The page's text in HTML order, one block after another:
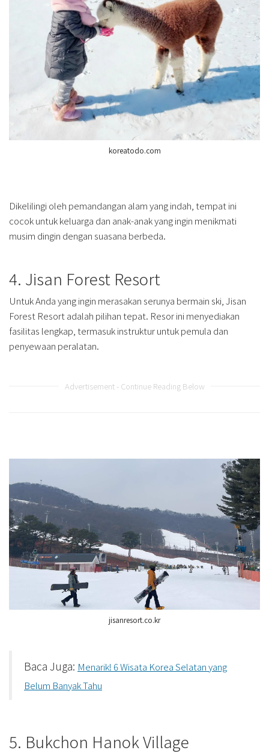
koreatodo.com
Dikelilingi oleh pemandangan alam yang indah, tempat ini
cocok untuk keluarga dan anak-anak yang ingin menikmati
musim dingin dengan suasana berbeda.
4. Jisan Forest Resort
Untuk Anda yang ingin merasakan serunya bermain ski, Jisan
Forest Resort adalah pilihan tepat. Resor ini menyediakan
fasilitas lengkap, termasuk instruktur untuk pemula dan
penyewaan peralatan.
Advertisement - Continue Reading Below
jisanresort.co.kr
Baca Juga: Menarik! 6 Wisata Korea Selatan yang
Belum Banyak Tahu
5. Bukchon Hanok Village